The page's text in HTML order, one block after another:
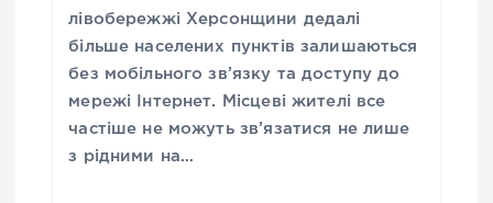
лівобережжі Херсонщини дедалі
більше населених пунктів залишаються
без мобільного зв’язку та доступу до
мережі Інтернет. Місцеві жителі все
частіше не можуть зв’язатися не лише
з рідними на…